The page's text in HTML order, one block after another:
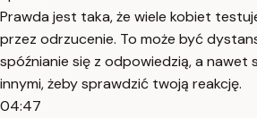
Prawda jest taka, że wiele kobiet
przez odrzucenie. To może być
spóźnianie się z odpowiedzią, a nawet
innymi, żeby sprawdzić twoją reakcję.
04:47